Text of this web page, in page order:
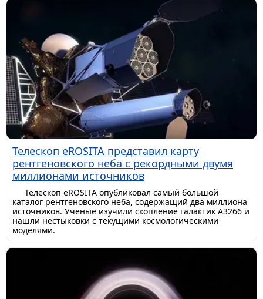
Телескоп eROSITA представил карту
рентгеновского неба с рекордными двумя
миллионами источников
Телескоп eROSITA опубликовал самый большой
каталог рентгеновского неба, содержащий два миллиона
источников. Ученые изучили скопление галактик A3266 и
нашли нестыковки с текущими космологическими
моделями.